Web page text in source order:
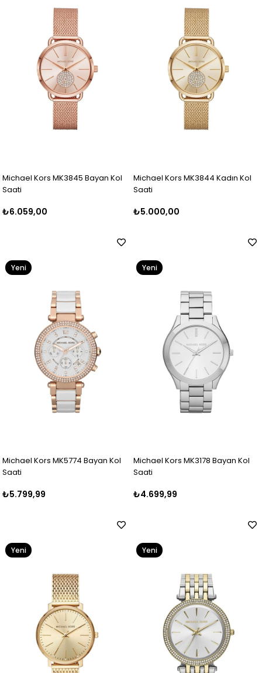
Michael Kors MK3845 Bayan Kol
Saati
₺6.059,00
Michael Kors MK3844 Kadın Kol
Saati
₺5.000,00
Michael Kors MK5774 Bayan Kol
Saati
₺5.799,99
Yeni
Michael Kors MK3178 Bayan Kol
Saati
₺4.699,99
Yeni
Yeni
Yeni